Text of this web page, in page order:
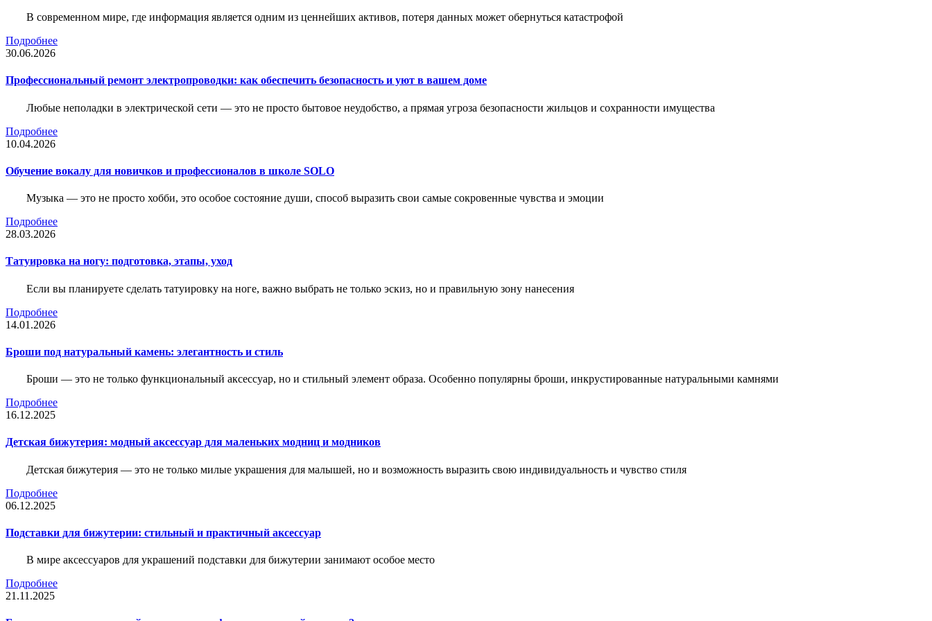
В современном мире, где информация является одним из ценнейших активов, потеря данных может обернуться катастрофой
Подробнее
30.06.2026
Профессиональный ремонт электропроводки: как обеспечить безопасность и уют в вашем доме
Любые неполадки в электрической сети — это не просто бытовое неудобство, а прямая угроза безопасности жильцов и сохранности имущества
Подробнее
10.04.2026
Обучение вокалу для новичков и профессионалов в школе SOLO
Музыка — это не просто хобби, это особое состояние души, способ выразить свои самые сокровенные чувства и эмоции
Подробнее
28.03.2026
Татуировка на ногу: подготовка, этапы, уход
Если вы планируете сделать татуировку на ноге, важно выбрать не только эскиз, но и правильную зону нанесения
Подробнее
14.01.2026
Броши под натуральный камень: элегантность и стиль
Броши — это не только функциональный аксессуар, но и стильный элемент образа. Особенно популярны броши, инкрустированные натуральными камнями
Подробнее
16.12.2025
Детская бижутерия: модный аксессуар для маленьких модниц и модников
Детская бижутерия — это не только милые украшения для малышей, но и возможность выразить свою индивидуальность и чувство стиля
Подробнее
06.12.2025
Подставки для бижутерии: стильный и практичный аксессуар
В мире аксессуаров для украшений подставки для бижутерии занимают особое место
Подробнее
21.11.2025